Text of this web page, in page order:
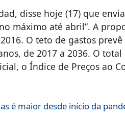
disse hoje (17) que
máximo até abril”. A
O teto de gastos
de 2017 a 2036. O
o Índice de Preços ao
é maior desde início da